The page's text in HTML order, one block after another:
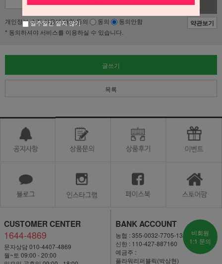
사진첨부
개인정보 수집,이용에 대한 동의
동의 동의안함 약관보기
* 동의하셔야 서비스를 이용하실 수 있습니다.
글쓰기
목록
CUSTOMER CENTER
1644-4869
문자상담 010-4407-4869
월~토 09:00 - 20:00
BANK ACCOUNT
농협 : 355-0032-7705-13
신한 : 110-427-887160
예금주 :
플라워리퍼블릭(박상현)
비회원
1:1 문의
일주일간 열지 않기